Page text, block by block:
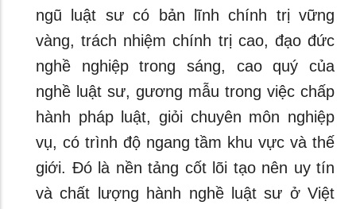
ngũ luật sư có bản lĩnh chính trị vững
vàng, trách nhiệm chính trị cao, đạo đức
nghề nghiệp trong sáng, cao quý của
nghề luật sư, gương mẫu trong việc chấp
hành pháp luật, giỏi chuyên môn nghiệp
vụ, có trình độ ngang tầm khu vực và thế
giới. Đó là nền tảng cốt lõi tạo nên uy tín
và chất lượng hành nghề luật sư ở Việt